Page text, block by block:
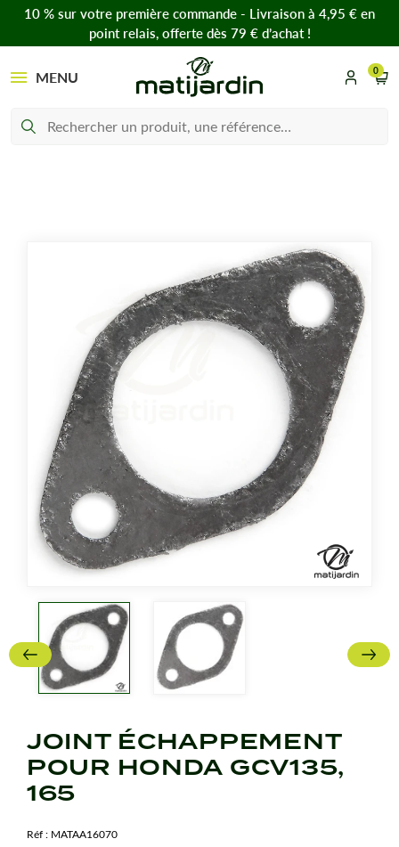
10 % sur votre première commande - Livraison à 4,95 € en
point relais, offerte dès 79 € d’achat !
MENU 0
JOINT ÉCHAPPEMENT
POUR HONDA GCV135,
165
Réf : MATAA16070